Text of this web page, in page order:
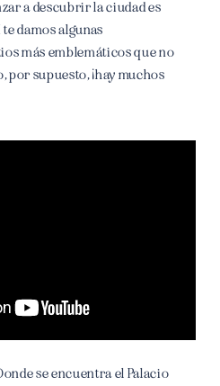
a descubrir la ciudad es
damos algunas
más emblemáticos que no
por supuesto, ¡hay muchos
se encuentra el Palacio